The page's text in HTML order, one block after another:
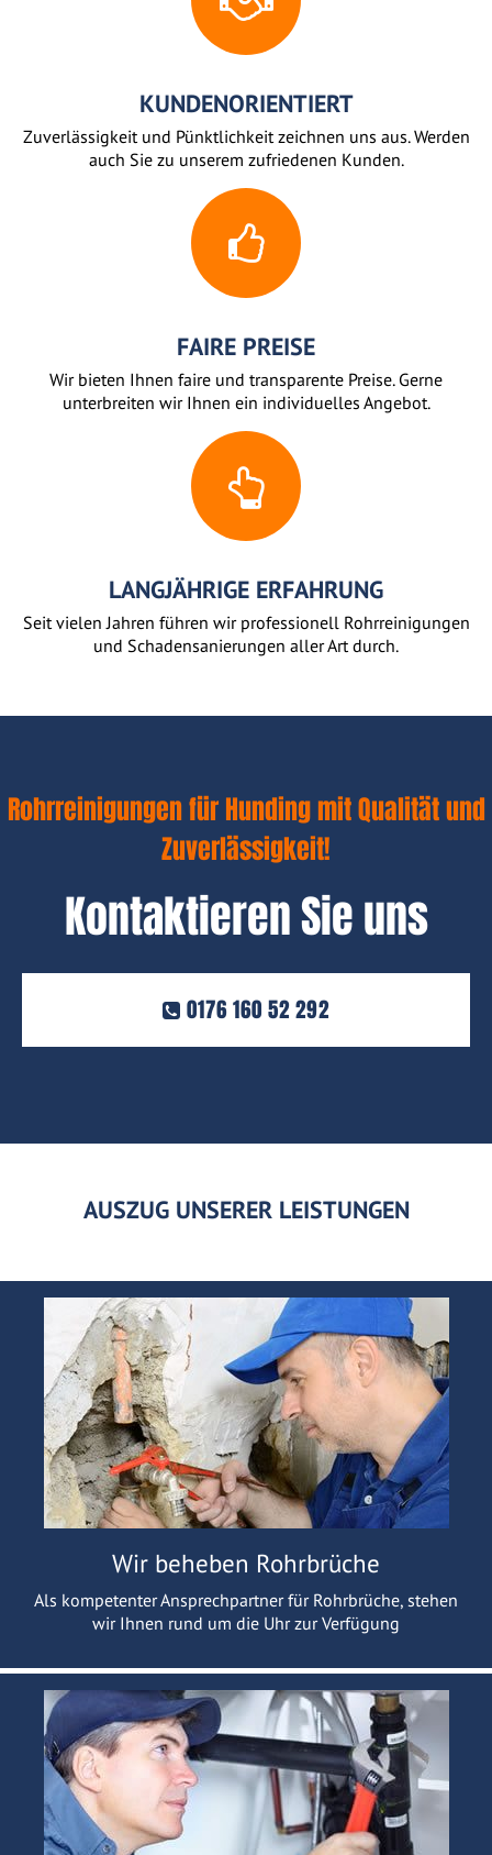
KUNDENORIENTIERT
Zuverlässigkeit und Pünktlichkeit zeichnen uns aus. Werden
auch Sie zu unserem zufriedenen Kunden.
FAIRE PREISE
Wir bieten Ihnen faire und transparente Preise. Gerne
unterbreiten wir Ihnen ein individuelles Angebot.
LANGJÄHRIGE ERFAHRUNG
Seit vielen Jahren führen wir professionell Rohrreinigungen
und Schadensanierungen aller Art durch.
Rohrreinigungen für Hunding mit Qualität und
Zuverlässigkeit!
Kontaktieren Sie uns
0176 160 52 292
AUSZUG UNSERER LEISTUNGEN
Wir beheben Rohrbrüche
Als kompetenter Ansprechpartner für Rohrbrüche, stehen
wir Ihnen rund um die Uhr zur Verfügung